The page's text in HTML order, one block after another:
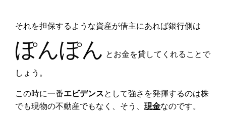
それを担保するような資産が借主にあれば銀行側は
ぽんぽん とお金を貸してくれることで
しょう。
この時に一番エビデンスとして強さを発揮するのは株
でも現物の不動産でもなく、そう、 現金なのです。